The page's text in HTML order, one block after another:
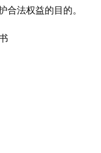
合法权益的目的。